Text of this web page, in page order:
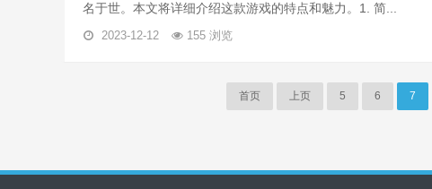
名于世。本文将详细介绍这款游戏的特点和魅力。1. 简...
2023-12-12 155 浏览
首页 上页 5 6 7